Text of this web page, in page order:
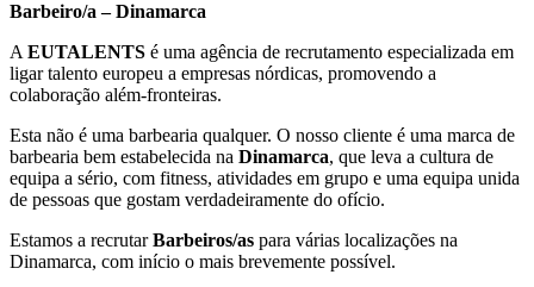
Barbeiro/a – Dinamarca
A EUTALENTS é uma agência de recrutamento especializada em
ligar talento europeu a empresas nórdicas, promovendo a
colaboração além-fronteiras.
Esta não é uma barbearia qualquer. O nosso cliente é uma marca de
barbearia bem estabelecida na Dinamarca, que leva a cultura de
equipa a sério, com fitness, atividades em grupo e uma equipa unida
de pessoas que gostam verdadeiramente do ofício.
Estamos a recrutarBarbeiros/as para várias localizações na
Dinamarca, com início o mais brevemente possível.